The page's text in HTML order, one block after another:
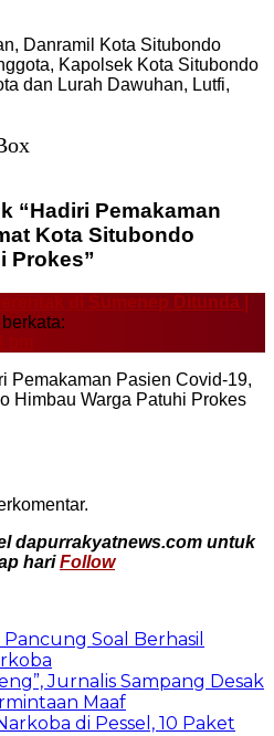
Danramil Kota Situbondo
Kapolsek Kota Situbondo
dan Lurah Dawuhan, Lutfi,
“Hadiri Pemakaman
Kota Situbondo
Prokes”
di Sumenep Ditunda |
berkata:
Pemakaman Pasien Covid-19,
Himbau Warga Patuhi Prokes
dapurrakyatnews.com untuk
hariFollow
Soal Berhasil
Jurnalis Sampang Desak
Maaf
di Pessel, 10 Paket